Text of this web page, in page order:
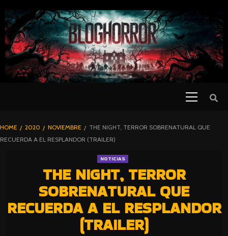
TO
CONTENT
BLOGHORROR
⋆
HOME 2020 NOVIEMBRE
THE NIGHT, TERROR SOBRENATURAL QUE
RECUERDA A EL RESPLANDOR (TRAILER)
NOTICIAS
THE NIGHT, TERROR
SOBRENATURAL QUE
RECUERDA A EL RESPLANDOR
(TRAILER)